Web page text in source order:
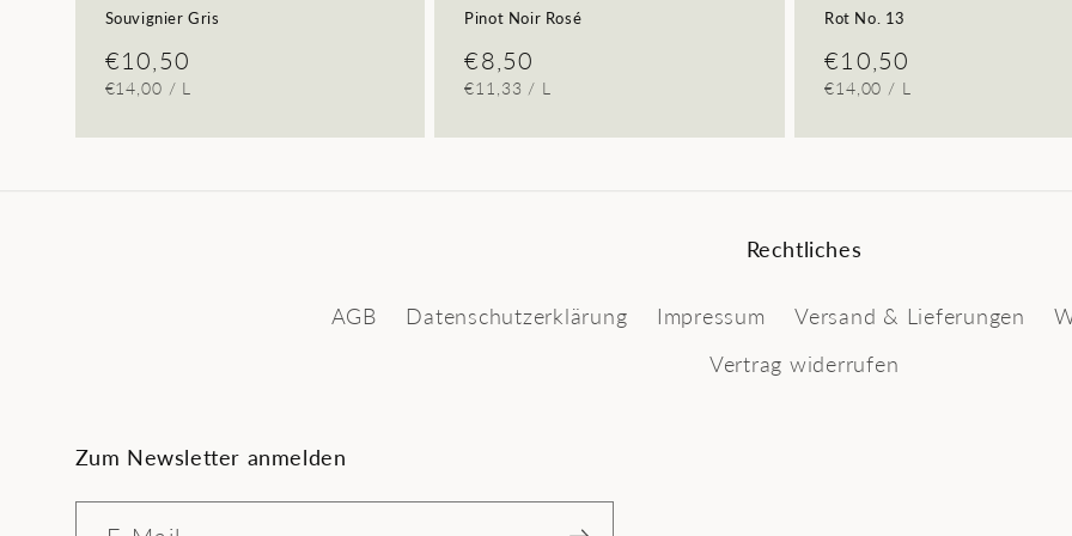
Souvignier Gris
Normaler
Preis
€10,50
GRUNDPREIS
€14,00 / PRO
L
Pinot Noir Rosé
Normaler
Preis
€8,50
GRUNDPREIS
€11,33 / PRO
L
Rot No. 13
Normaler
Preis
€10,50
GRUNDPREIS
€14,00 / PRO
L
Rechtliches
AGB Datenschutzerklärung Impressum Versand & Lieferungen
Vertrag widerrufen
Zum Newsletter anmelden